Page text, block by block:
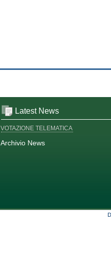
Latest News
VOTAZIONE TELEMATICA
Archivio News